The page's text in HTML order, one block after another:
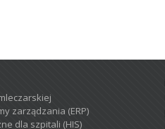
zarządzania (ERP)
dla szpitali (HIS)